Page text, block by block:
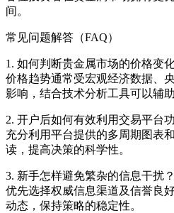
间。
常见问题解答（FAQ）
1. 如何判断贵金属市场的价格变
价格趋势通常受宏观经济数据、
影响，结合技术分析工具可以辅
2. 开户后如何有效利用交易平台
充分利用平台提供的多周期图表
读，提高决策的科学性。
3. 新手怎样避免繁杂的信息干扰？
优先选择权威信息渠道及信誉良
动态，保持策略的稳定性。